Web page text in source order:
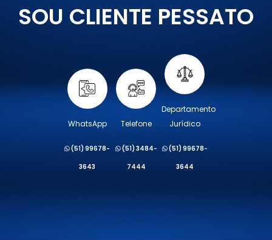
SOU CLIENTE PESSATO
WhatsApp
(51) 99678-
3643
Telefone
(51) 3484-
7444
Departamento
Jurídico
(51) 99678-
3644